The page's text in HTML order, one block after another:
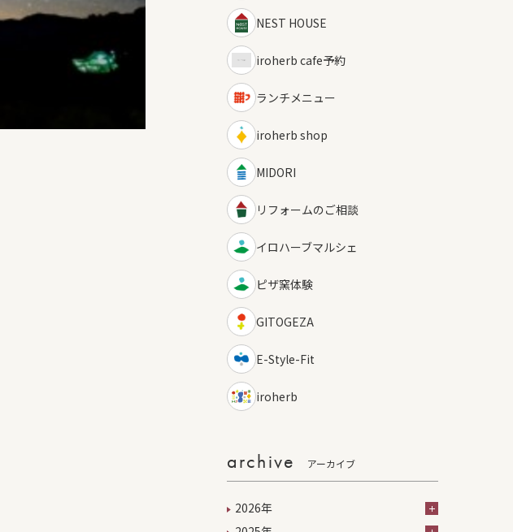
NEST HOUSE
iroherb cafe予約
ランチメニュー
iroherb shop
MIDORI
リフォームのご相談
イロハーブマルシェ
ピザ窯体験
GITOGEZA
E-Style-Fit
iroherb
archive アーカイブ
2026年